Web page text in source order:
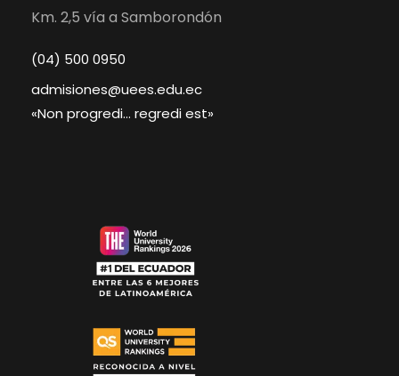
Km. 2,5 vía a Samborondón
(04) 500 0950
admisiones@uees.edu.ec
«Non progredi… regredi est»